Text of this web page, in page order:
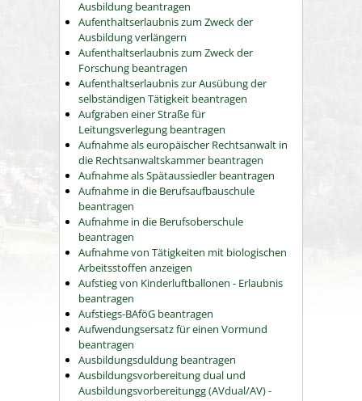
Ausbildung beantragen
Aufenthaltserlaubnis zum Zweck der
Ausbildung verlängern
Aufenthaltserlaubnis zum Zweck der
Forschung beantragen
Aufenthaltserlaubnis zur Ausübung der
selbständigen Tätigkeit beantragen
Aufgraben einer Straße für
Leitungsverlegung beantragen
Aufnahme als europäischer Rechtsanwalt in
die Rechtsanwaltskammer beantragen
Aufnahme als Spätaussiedler beantragen
Aufnahme in die Berufsaufbauschule
beantragen
Aufnahme in die Berufsoberschule
beantragen
Aufnahme von Tätigkeiten mit biologischen
Arbeitsstoffen anzeigen
Aufstieg von Kinderluftballonen - Erlaubnis
beantragen
Aufstiegs-BAföG beantragen
Aufwendungsersatz für einen Vormund
beantragen
Ausbildungsduldung beantragen
Ausbildungsvorbereitung dual und
Ausbildungsvorbereitungg (AVdual/AV) -